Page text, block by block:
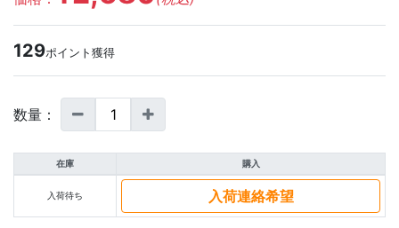
129ポイント獲得
数量：
在庫 購入
入荷待ち 入荷連絡希望